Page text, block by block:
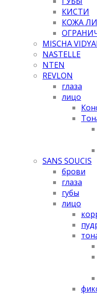
КИСТИ
КОЖА
MISCHA
NASTELLE
NTEN
REVLON
глаза
лицо
SANS SOUCIS
брови
глаза
губы
лицо